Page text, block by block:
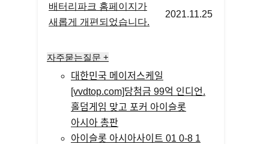
배터리파크 홈페이지가
새롭게 개편되었습니다.
2021.11.25
자주묻는질문 +
대한민국 메이저스케일
[vvdtop.com]당첨금 99억 인디언.
홀덤게임 맞고 포커 아이슬롯
아시아 총판
아이슬롯 아시아사이트 01 0-8 1